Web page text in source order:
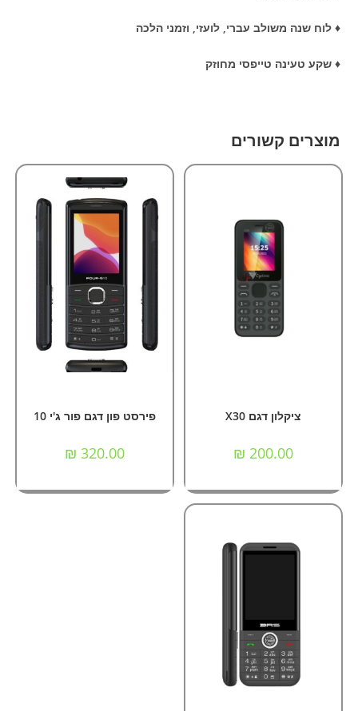
♦ לוח שנה משולב עברי, לועזי, וזמני הלכה
♦ שקע טעינה טייפסי מחוזק
מוצרים קשורים
ציקלון דגם X30
₪ 200.00
פירסט פון דגם פור ג'י 10
₪ 320.00